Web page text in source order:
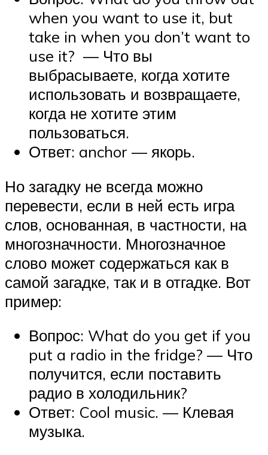
when you want to use it, but
take in when you don’t want to
use it? — Что вы
выбрасываете, когда хотите
использовать и возвращаете,
когда не хотите этим
пользоваться.
Ответ: anchor — якорь.
Но загадку не всегда можно
перевести, если в ней есть игра
слов, основанная, в частности, на
многозначности. Многозначное
слово может содержаться как в
самой загадке, так и в отгадке. Вот
пример:
Вопрос: What do you get if you
put a radio in the fridge? — Что
получится, если поставить
радио в холодильник?
Ответ: Cool music. — Клевая
музыка.